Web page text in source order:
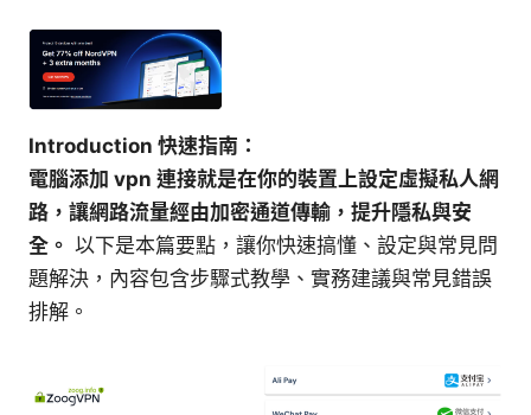
Introduction 快速指南：
電腦添加 vpn 連接就是在你的裝置上設定虛擬私人網
路，讓網路流量經由加密通道傳輸，提升隱私與安
全。 以下是本篇要點，讓你快速搞懂、設定與常見問
題解決，內容包含步驟式教學、實務建議與常見錯誤
排解。